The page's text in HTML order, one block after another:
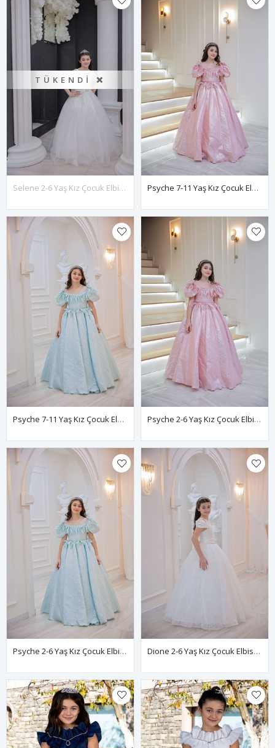
TÜKENDI ❌
Selene 2-6 Yaş Kız Çocuk Elbise 20095 Kırık Beyaz Psyche 7-11 Yaş Kız Çocuk Elbise 30103 Pudra
Psyche 7-11 Yaş Kız Çocuk Elbise 30103 Bebe Mavi Psyche 2-6 Yaş Kız Çocuk Elbise 20103 Pudra
Psyche 2-6 Yaş Kız Çocuk Elbise 20103 Bebe Mavi Dione 2-6 Yaş Kız Çocuk Elbise 20101 Kırık Beyaz